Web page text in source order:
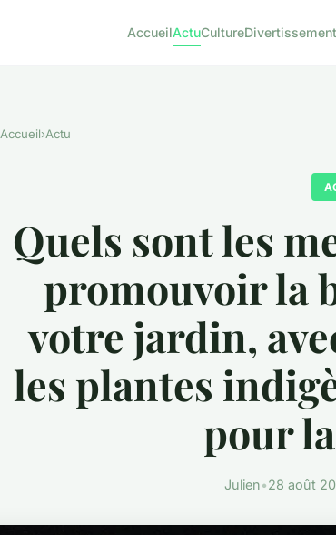
AccueilActuCultureDivertissement
Accueil›Actu
Quels sont les
promouvoir la
votre jardin,
les plantes
pour
Julien•28 août